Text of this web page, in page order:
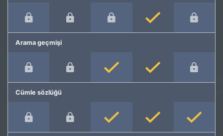
Arama geçmişi
Cümle sözlüğü